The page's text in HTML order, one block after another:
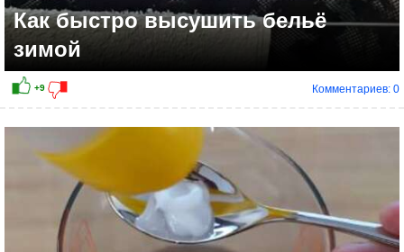
Как быстро высушить бельё
зимой
Комментариев: 0